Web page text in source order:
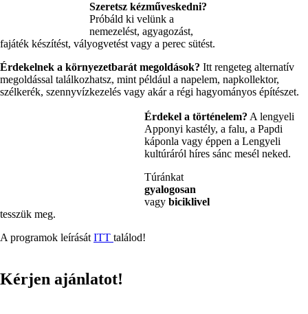
Szeretsz kézműveskedni?
Próbáld ki velünk a
nemezelést, agyagozást,
fajáték készítést, vályogvetést vagy a perec sütést.
Érdekelnek a környezetbarát megoldások? Itt rengeteg alternatív
megoldással találkozhatsz, mint például a napelem, napkollektor,
szélkerék, szennyvízkezelés vagy akár a régi hagyományos építészet.
Érdekel a történelem? A lengyeli
Apponyi kastély, a falu, a Papdi
káponla vagy éppen a Lengyeli
kultúráról híres sánc mesél neked.
Túránkat
gyalogosan
vagy biciklivel
tesszük meg.
A programok leírását ITT találod!
Kérjen ajánlatot!